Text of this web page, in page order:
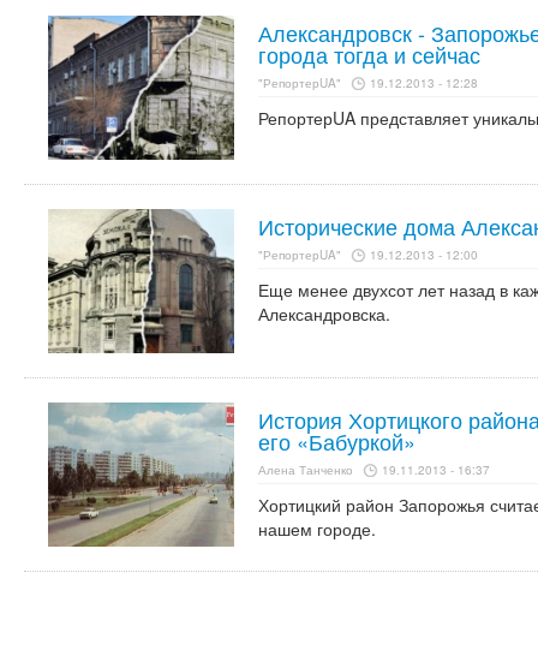
Александровск -
города тогда и сейчас
"РепортерUA" 19.12.2013 - 12:28
РепортерUA представляет
Исторические дома
"РепортерUA" 19.12.2013 - 12:00
Еще менее двухсот лет назад в
Александровска.
История Хортицкого
его «Бабуркой»
Алена Танченко 19.11.2013 - 16:37
Хортицкий район Запорожья
нашем городе.